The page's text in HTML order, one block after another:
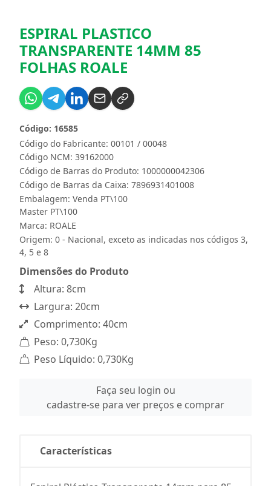
ESPIRAL PLASTICO
TRANSPARENTE 14MM 85
FOLHAS ROALE
Código do Fabricante: 00101 / 00048
Código: 16585
Código NCM: 39162000
Código de Barras do Produto: 1000000042306
Código de Barras da Caixa: 7896931401008
Embalagem: Venda PT\100
Master PT\100
Marca: ROALE
Origem: 0 - Nacional, exceto as indicadas nos códigos 3,
4, 5 e 8
Dimensões do Produto
Altura: 8cm
Largura: 20cm
Comprimento: 40cm
Peso: 0,730Kg
Peso Líquido: 0,730Kg
Faça seu login ou
cadastre-se para ver preços e comprar
Características